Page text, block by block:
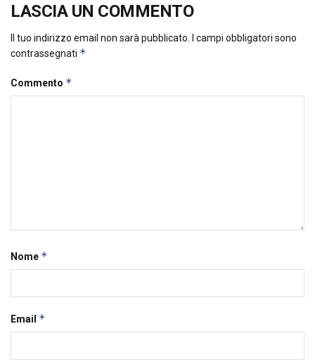
LASCIA UN COMMENTO
Il tuo indirizzo email non sarà pubblicato.
I campi obbligatori sono
contrassegnati *
Commento *
Nome *
Email *